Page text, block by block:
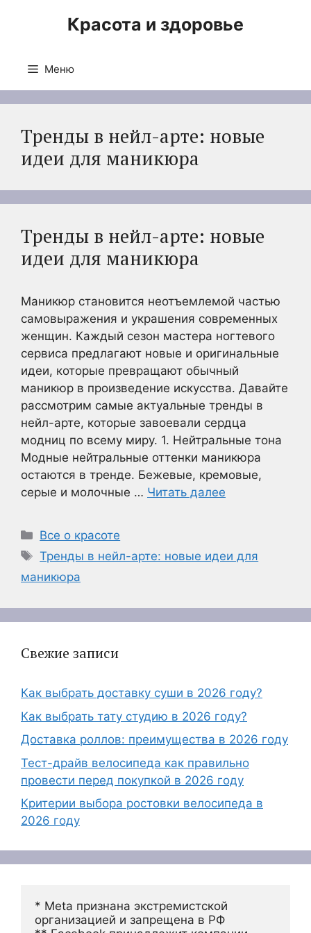
Красота и здоровье
Меню
Тренды в нейл-арте: новые
идеи для маникюра
Тренды в нейл-арте: новые
идеи для маникюра
Маникюр становится неотъемлемой частью
самовыражения и украшения современных
женщин. Каждый сезон мастера ногтевого
сервиса предлагают новые и оригинальные
идеи, которые превращают обычный
маникюр в произведение искусства. Давайте
рассмотрим самые актуальные тренды в
нейл-арте, которые завоевали сердца
модниц по всему миру. 1. Нейтральные тона
Модные нейтральные оттенки маникюра
остаются в тренде. Бежевые, кремовые,
серые и молочные … Читать далее
Рубрики
Все о красоте
Метки
Тренды в нейл-арте: новые идеи для
маникюра
Свежие записи
Как выбрать доставку суши в 2026 году?
Как выбрать тату студию в 2026 году?
Доставка роллов: преимущества в 2026 году
Тест-драйв велосипеда как правильно
провести перед покупкой в 2026 году
Критерии выбора ростовки велосипеда в
2026 году
* Meta признана экстремистской
организацией и запрещена в РФ